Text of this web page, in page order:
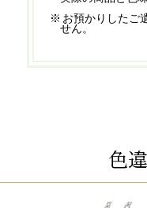
お預かりしたご
せん。
色